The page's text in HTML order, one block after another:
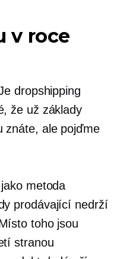
v roce
dropshipping
že už základy
znáte, ale pojďme
metoda
prodávající nedrží
toho jsou
stranou